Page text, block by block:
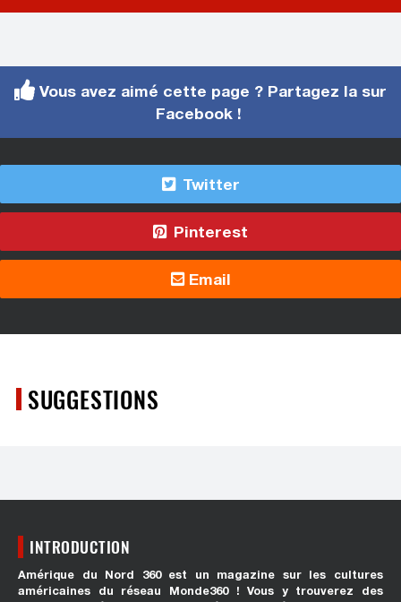
Vous avez aimé cette page ? Partagez la sur
Facebook !
Twitter
Pinterest
Email
SUGGESTIONS
INTRODUCTION
Amérique du Nord 360 est un magazine sur les cultures
américaines du réseau Monde360 ! Vous y trouverez des